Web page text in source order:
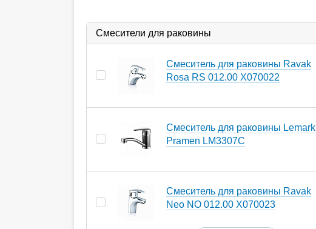
Смесители для раковины
Смеситель для раковины Ravak
Rosa RS 012.00 X070022
Смеситель для раковины Lemark
Pramen LM3307C
Смеситель для раковины Ravak
Neo NO 012.00 X070023